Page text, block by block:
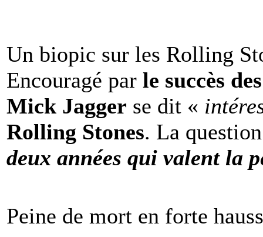
Un biopic sur les Rolling
Encouragé par le succès
Mick Jagger se dit «
Rolling Stones. La
deux années qui valent la
Peine de mort en forte